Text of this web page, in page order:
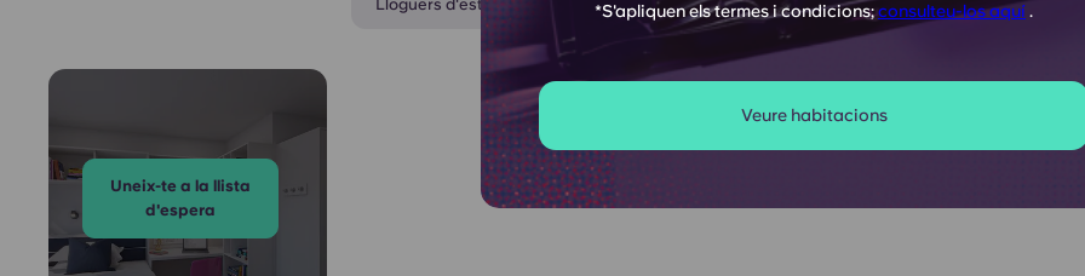
*S'apliquen els termes i condicions;consulteu-los aquí.
Veure habitacions
Lloguers d'estiu disponibles ☀️
Uneix-te a la llista
d'espera